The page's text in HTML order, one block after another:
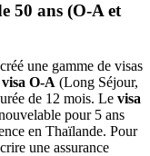
50 ans (O-A et
une gamme de visas
visa O-A (Long Séjour,
de 12 mois. Le visa
pour 5 ans
en Thaïlande. Pour
une assurance